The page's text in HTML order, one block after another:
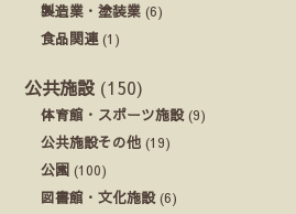
製造業・塗装業 (6)
食品関連 (1)
公共施設 (150)
体育館・スポーツ施設(9)
公共施設その他 (19)
公園 (100)
図書館・文化施設(6)